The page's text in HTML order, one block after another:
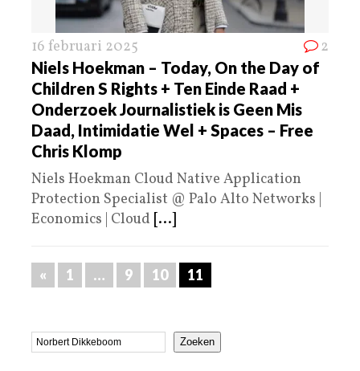
16 februari 2025 2
Niels Hoekman – Today, On the Day of
Children S Rights + Ten Einde Raad +
Onderzoek Journalistiek is Geen Mis
Daad, Intimidatie Wel + Spaces – Free
Chris Klomp
Niels Hoekman Cloud Native Application
Protection Specialist @ Palo Alto Networks |
Economics | Cloud [...]
« 1 … 9 10 11
Zoeken